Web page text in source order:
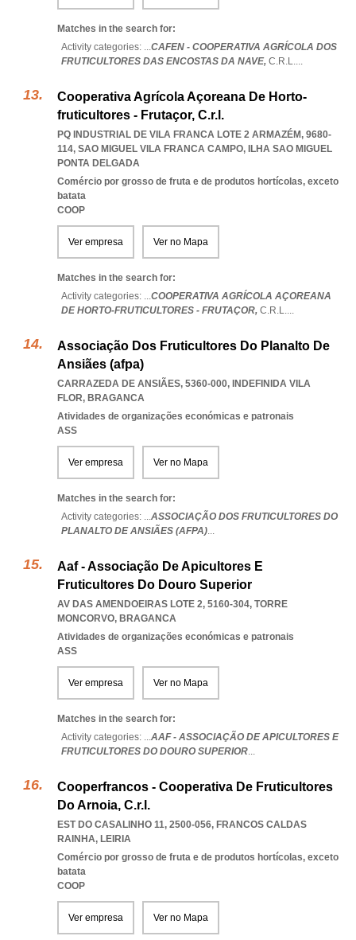
Matches in the search for:
Activity categories: ...CAFEN - COOPERATIVA AGRÍCOLA DOS
FRUTICULTORES DAS ENCOSTAS DA NAVE, C.R.L....
Cooperativa Agrícola Açoreana De Horto-
fruticultores - Frutaçor, C.r.l.
PQ INDUSTRIAL DE VILA FRANCA LOTE 2 ARMAZÉM, 9680-
114, SAO MIGUEL VILA FRANCA CAMPO, ILHA SAO MIGUEL
PONTA DELGADA
Comércio por grosso de fruta e de produtos hortícolas, exceto
batata
COOP
Ver empresa Ver no Mapa
Matches in the search for:
Activity categories: ...COOPERATIVA AGRÍCOLA AÇOREANA
DE HORTO-FRUTICULTORES - FRUTAÇOR, C.R.L....
Associação Dos Fruticultores Do Planalto De
Ansiães (afpa)
CARRAZEDA DE ANSIÃES, 5360-000, INDEFINIDA VILA
FLOR, BRAGANCA
Atividades de organizações económicas e patronais
ASS
Ver empresa Ver no Mapa
Matches in the search for:
Activity categories: ...ASSOCIAÇÃO DOS FRUTICULTORES DO
PLANALTO DE ANSIÃES (AFPA)...
Aaf - Associação De Apicultores E
Fruticultores Do Douro Superior
AV DAS AMENDOEIRAS LOTE 2, 5160-304, TORRE
MONCORVO, BRAGANCA
Atividades de organizações económicas e patronais
ASS
Ver empresa Ver no Mapa
Matches in the search for:
Activity categories: ...AAF - ASSOCIAÇÃO DE APICULTORES E
FRUTICULTORES DO DOURO SUPERIOR...
Cooperfrancos - Cooperativa De Fruticultores
Do Arnoia, C.r.l.
EST DO CASALINHO 11, 2500-056, FRANCOS CALDAS
RAINHA, LEIRIA
Comércio por grosso de fruta e de produtos hortícolas, exceto
batata
COOP
Ver empresa Ver no Mapa